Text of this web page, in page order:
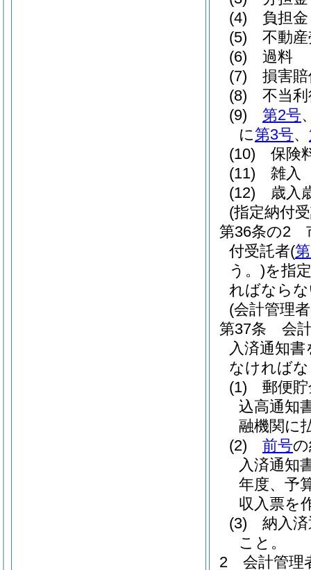
(4)
負担金
(5)
不動
(6)
過料
(7)
損害
(8)
不当
(9)
第2号
に第3号、
(10)
保険
(11)
雑入
(12)
歳入
(指定納付
第36条の2
付受託者(
う。)を指
ればなら
(会計管理
第37条
会
入済通知
なければ
(1)
郵便
込高通知
融機関に
(2)
前号
入済通知
年度、予
収入票を
(3)
納入
こと。
2
会計管理